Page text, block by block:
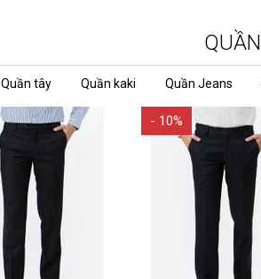
Quần tây
Quần kaki Quần Jeans
- 10%